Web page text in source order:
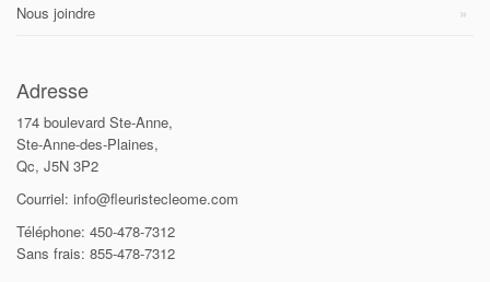
Nous joindre
Adresse
174 boulevard Ste-Anne,
Ste-Anne-des-Plaines,
Qc, J5N 3P2
Courriel: info@fleuristecleome.com
Téléphone: 450-478-7312
Sans frais: 855-478-7312